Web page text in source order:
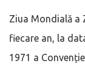
Ziua Mondială a
fiecare an, la
1971 a